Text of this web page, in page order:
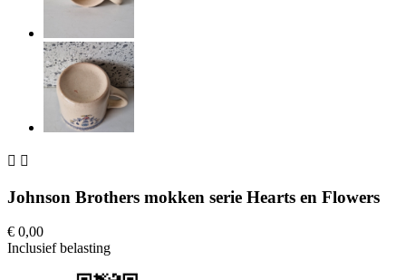
 
Johnson Brothers mokken serie Hearts en Flowers
€ 0,00
Inclusief belasting